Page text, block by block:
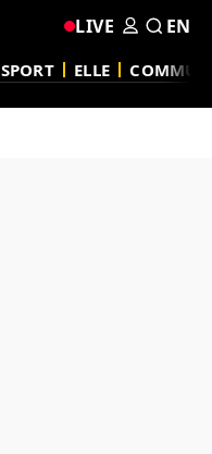
SPORT ELLE
LIVE EN